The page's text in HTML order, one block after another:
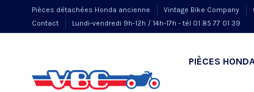
Pièces détachées Honda ancienne Vintage Bike Company
Contact
Lundi-vendredi 9h-12h / 14h-17h - tél 01 85 77 01 39
PIÈCES